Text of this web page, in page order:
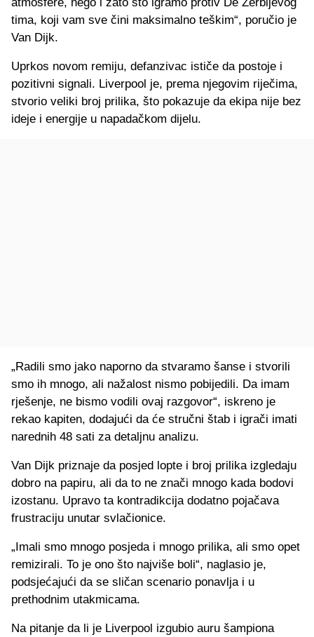
atmosfere, nego i zato što igramo protiv De Zerbijevog
tima, koji vam sve čini maksimalno teškim“, poručio je
Van Dijk.
Uprkos novom remiju, defanzivac ističe da postoje i
pozitivni signali. Liverpool je, prema njegovim riječima,
stvorio veliki broj prilika, što pokazuje da ekipa nije bez
ideje i energije u napadačkom dijelu.
„Radili smo jako naporno da stvaramo šanse i stvorili
smo ih mnogo, ali nažalost nismo pobijedili. Da imam
rješenje, ne bismo vodili ovaj razgovor“, iskreno je
rekao kapiten, dodajući da će stručni štab i igrači imati
narednih 48 sati za detaljnu analizu.
Van Dijk priznaje da posjed lopte i broj prilika izgledaju
dobro na papiru, ali da to ne znači mnogo kada bodovi
izostanu. Upravo ta kontradikcija dodatno pojačava
frustraciju unutar svlačionice.
„Imali smo mnogo posjeda i mnogo prilika, ali smo opet
remizirali. To je ono što najviše boli“, naglasio je,
podsjećajući da se sličan scenario ponavlja i u
prethodnim utakmicama.
Na pitanje da li je Liverpool izgubio auru šampiona